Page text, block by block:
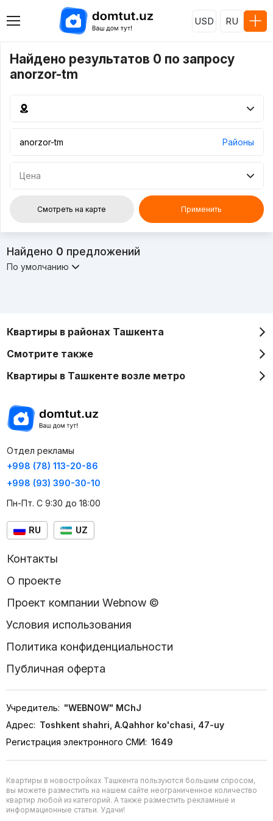
USD RU
Найдено результатов 0 по запросу
anorzor-tm
Районы
Цена
Смотреть на карте Применить
Найдено 0 предложений
По умолчанию
Квартиры в районах Ташкента
Смотрите также
Квартиры в Ташкенте возле метро
Отдел рекламы
+998 (78) 113-20-86
+998 (93) 390-30-10
Пн-Пт. С 9:30 до 18:00
RU UZ
Контакты
О проекте
Проект компании Webnow ©
Условия использования
Политика конфиденциальности
Публичная оферта
Учредитель: "WEBNOW" MChJ
Адрес: Toshkent shahri, A.Qahhor ko'chasi, 47-uy
Регистрация электронного СМИ: 1649
Квартиры в новостройках Ташкента пользуются большим спросом,
вы можете разместить на нашем сайте неограниченное количество
квартир любой из категорий. А также разместить рекламные и
информационные статьи. Удачи!